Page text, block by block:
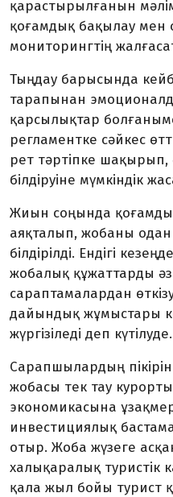
қарастырылғанын
қоғамдық бақылау мен
мониторингтің
Тыңдау барысында
тарапынан
қарсылықтар
регламентке сәйкес
рет тәртіпке шақырып,
білдіруіне мүмкіндік
Жиын соңында
аяқталып, жобаны одан
білдірілді. Ендігі
жобалық құжаттарды
сараптамалардан
дайындық жұмыстары
жүргізіледі деп күтілуде.
Сарапшылардың
жобасы тек тау
экономикасына
инвестициялық
отыр. Жоба жүзеге
халықаралық туристік
қала жыл бойы турист